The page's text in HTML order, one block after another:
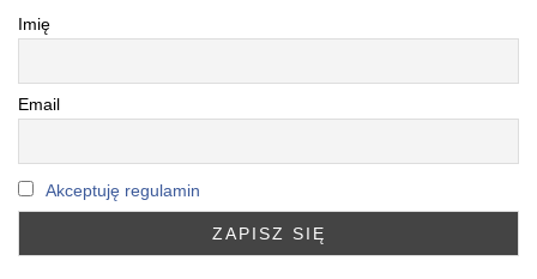
Imię
Email
Akceptuję regulamin